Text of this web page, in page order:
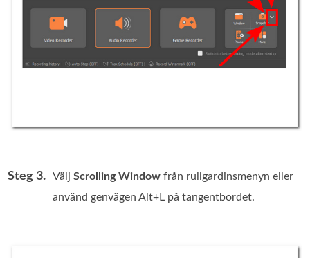
Steg 3. VäljScrolling Window från rullgardinsmenyn eller
använd genvägen Alt+L på tangentbordet.